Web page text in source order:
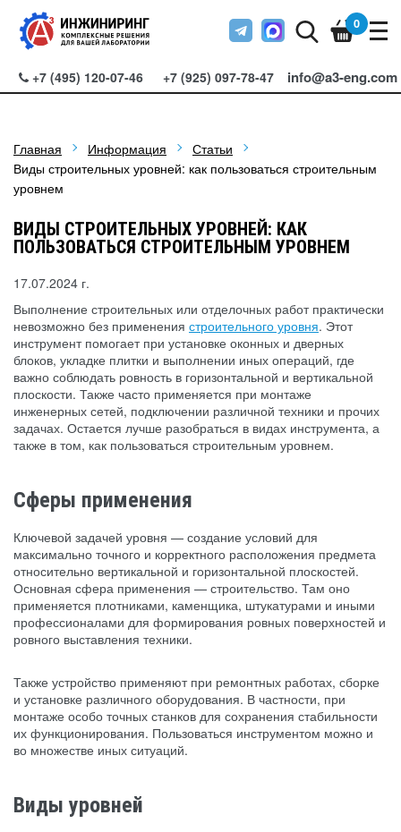
+7 (495) 120-07-46 +7 (925) 097-78-47 info@a3-eng.com
0
Главная Информация
Статьи
Виды строительных уровней: как пользоваться строительным
уровнем
ВИДЫ СТРОИТЕЛЬНЫХ УРОВНЕЙ: КАК
ПОЛЬЗОВАТЬСЯ СТРОИТЕЛЬНЫМ УРОВНЕМ
17.07.2024 г.
Выполнение строительных или отделочных работ практически
невозможно без применения строительного уровня. Этот
инструмент помогает при установке оконных и дверных
блоков, укладке плитки и выполнении иных операций, где
важно соблюдать ровность в горизонтальной и вертикальной
плоскости. Также часто применяется при монтаже
инженерных сетей, подключении различной техники и прочих
задачах. Остается лучше разобраться в видах инструмента, а
также в том, как пользоваться строительным уровнем.
Сферы применения
Ключевой задачей уровня — создание условий для
максимально точного и корректного расположения предмета
относительно вертикальной и горизонтальной плоскостей.
Основная сфера применения — строительство. Там оно
применяется плотниками, каменщика, штукатурами и иными
профессионалами для формирования ровных поверхностей и
ровного выставления техники.
Также устройство применяют при ремонтных работах, сборке
и установке различного оборудования. В частности, при
монтаже особо точных станков для сохранения стабильности
их функционирования. Пользоваться инструментом можно и
во множестве иных ситуаций.
Виды уровней